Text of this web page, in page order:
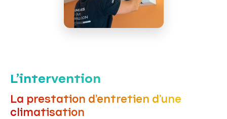
L’intervention
La prestation d’entretien d’une
climatisation